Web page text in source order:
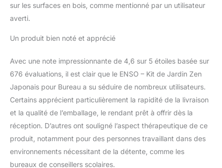
sur les surfaces en bois, comme mentionné par un utilisateur
averti.
Un produit bien noté et apprécié
Avec une note impressionnante de 4,6 sur 5 étoiles basée sur
676 évaluations, il est clair que le ENSO – Kit de Jardin Zen
Japonais pour Bureau a su séduire de nombreux utilisateurs.
Certains apprécient particulièrement la rapidité de la livraison
et la qualité de l’emballage, le rendant prêt à offrir dès la
réception. D’autres ont souligné l’aspect thérapeutique de ce
produit, notamment pour des personnes travaillant dans des
environnements nécessitant de la détente, comme les
bureaux de conseillers scolaires.